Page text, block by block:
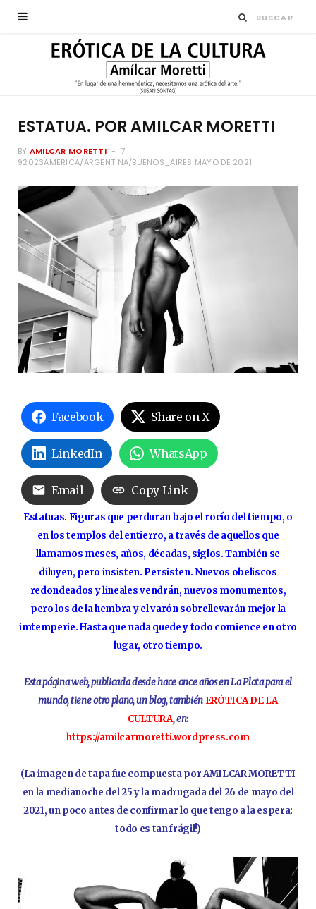
ESTATUA. POR AMILCAR MORETTI
BY AMILCAR MORETTI
7
92023AMERICA/ARGENTINA/BUENOS_AIRES MAYO DE 2021
Facebook Share on X
LinkedIn WhatsApp
Email Copy Link
Estatuas. Figuras que perduran bajo el rocío del tiempo, o
en los templos del entierro, a través de aquellos que
llamamos meses, años, décadas, siglos. También se
diluyen, pero insisten. Persisten. Nuevos obeliscos
redondeados y lineales vendrán, nuevos monumentos,
pero los de la hembra y el varón sobrellevarán mejor la
imtemperie. Hasta que nada quede y todo comience en otro
lugar, otro tiempo.
Esta página web, publicada desde hace once años en La Plata para el
mundo, tiene otro plano, un blog,también ERÓTICA DE LA
CULTURA, en:
https://amilcarmoretti.wordpress.com
(La imagen de tapa fue compuesta por AMILCAR MORETTI
en la medianoche del 25 y la madrugada del 26 de mayo del
2021, un poco antes de confirmar lo que tengo a la espera:
todo es tan frágil!)